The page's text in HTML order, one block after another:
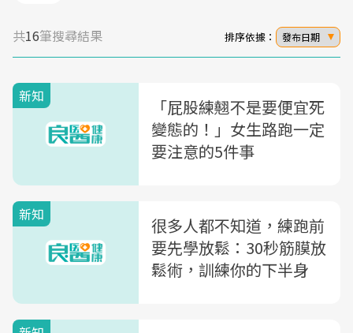
共16筆搜尋結果 排序依據： 發布日期
新知
「屁股練翹不是要便宜死
變態的！」女生路跑一定
要注意的5件事
新知
很多人都不知道，練跑前
要先學放鬆：30秒筋膜放
鬆術，訓練你的下半身